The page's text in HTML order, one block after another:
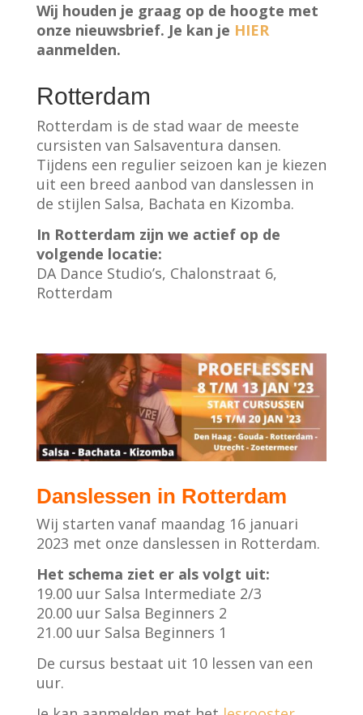
Wij houden je graag op de hoogte met
onze nieuwsbrief. Je kan je HIER
aanmelden.
Rotterdam
Rotterdam is de stad waar de meeste
cursisten van Salsaventura dansen.
Tijdens een regulier seizoen kan je kiezen
uit een breed aanbod van danslessen in
de stijlen Salsa, Bachata en Kizomba.
In Rotterdam zijn we actief op de
volgende locatie:
DA Dance Studio’s, Chalonstraat 6,
Rotterdam
Danslessen in Rotterdam
Wij starten vanaf maandag 16 januari
2023 met onze danslessen in Rotterdam.
Het schema ziet er als volgt uit:
19.00 uur Salsa Intermediate 2/3
20.00 uur Salsa Beginners 2
21.00 uur Salsa Beginners 1
De cursus bestaat uit 10 lessen van een
uur.